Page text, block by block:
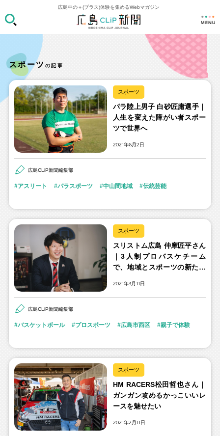
広島中の＋(プラス)体験を集めるWebマガジン
スポーツ の記事
スポーツ
パラ陸上男子 白砂匠庸選手｜
人生を変えた障がい者スポー
ツで世界へ
2021年6月2日
広島CLiP新聞編集部
アスリート パラスポーツ 中山間地域 伝統芸能
スポーツ
スリストム広島 仲摩匠平さん
｜3人制プロバスケチーム
で、地域とスポーツの新たな
2021年3月11日
広島CLiP新聞編集部
バスケットボール プロスポーツ 広島市西区 親子で体験
スポーツ
HM RACERS松田哲也さん｜
ガンガン攻めるかっこいいレ
ースを魅せたい
2021年2月11日